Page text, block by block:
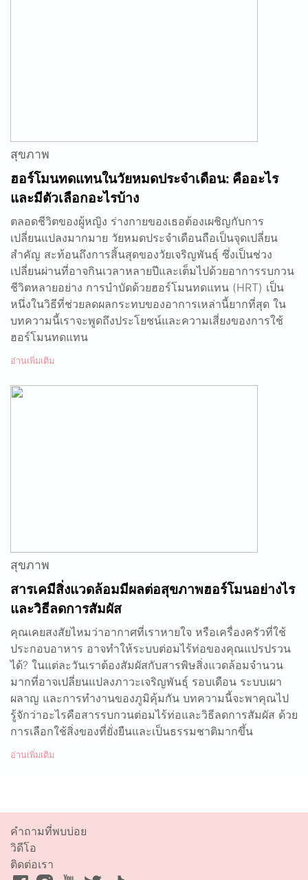
สุขภาพ
ฮอร์โมนทดแทนในวัยหมดประจำเดือน: คืออะไร
และมีตัวเลือกอะไรบ้าง
ตลอดชีวิตของผู้หญิง ร่างกายของเธอต้องเผชิญกับการ
เปลี่ยนแปลงมากมาย วัยหมดประจำเดือนถือเป็นจุดเปลี่ยน
สำคัญ สะท้อนถึงการสิ้นสุดของวัยเจริญพันธุ์ ซึ่งเป็นช่วง
เปลี่ยนผ่านที่อาจกินเวลาหลายปีและเต็มไปด้วยอาการรบกวน
ชีวิตหลายอย่าง การบำบัดด้วยฮอร์โมนทดแทน (HRT) เป็น
หนึ่งในวิธีที่ช่วยลดผลกระทบของอาการเหล่านี้ยากที่สุด ใน
บทความนี้เราจะพูดถึงประโยชน์และความเสี่ยงของการใช้
ฮอร์โมนทดแทน
อ่านเพิ่มเติม
สุขภาพ
สารเคมีสิ่งแวดล้อมมีผลต่อสุขภาพฮอร์โมนอย่างไร
และวิธีลดการสัมผัส
คุณเคยสงสัยไหมว่าอากาศที่เราหายใจ หรือเครื่องครัวที่ใช้
ประกอบอาหาร อาจทำให้ระบบต่อมไร้ท่อของคุณแปรปรวน
ได้? ในแต่ละวันเราต้องสัมผัสกับสารพิษสิ่งแวดล้อมจำนวน
มากที่อาจเปลี่ยนแปลงภาวะเจริญพันธุ์ รอบเดือน ระบบเผา
ผลาญ และการทำงานของภูมิคุ้มกัน บทความนี้จะพาคุณไป
รู้จักว่าอะไรคือสารรบกวนต่อมไร้ท่อและวิธีลดการสัมผัส ด้วย
การเลือกใช้สิ่งของที่ยั่งยืนและเป็นธรรมชาติมากขึ้น
อ่านเพิ่มเติม
คำถามที่พบบ่อย
วิดีโอ
ติดต่อเรา